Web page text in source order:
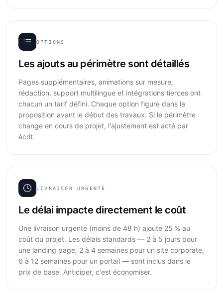
OPTIONS
Les ajouts au périmètre sont détaillés
Pages supplémentaires, animations sur mesure,
rédaction, support multilingue et intégrations tierces ont
chacun un tarif défini. Chaque option figure dans la
proposition avant le début des travaux. Si le périmètre
change en cours de projet, l'ajustement est acté par
écrit.
LIVRAISON URGENTE
Le délai impacte directement le coût
Une livraison urgente (moins de 48 h) ajoute 25 % au
coût du projet. Les délais standards — 2 à 5 jours pour
une landing page, 2 à 4 semaines pour un site corporate,
6 à 12 semaines pour un portail — sont inclus dans le
prix de base. Anticiper, c'est économiser.